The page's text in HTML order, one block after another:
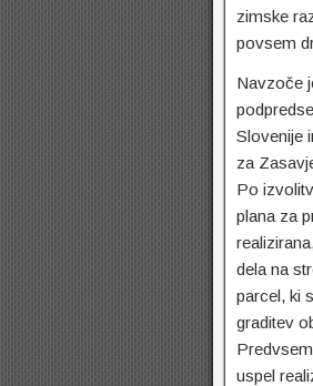
zimske
povsem
Navzoče
Slovenije
za
Po
plana za
dela na
parcel, ki
graditev
uspel